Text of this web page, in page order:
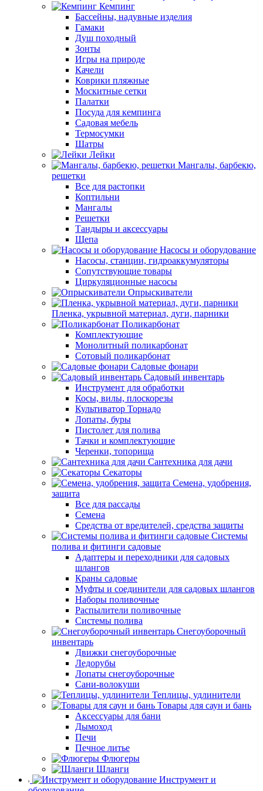
Кемпинг
Бассейны, надувные изделия
Гамаки
Душ походный
Зонты
Игры на природе
Качели
Коврики пляжные
Москитные сетки
Палатки
Посуда для кемпинга
Садовая мебель
Термосумки
Шатры
Лейки
Мангалы, барбекю,
решетки
Все для растопки
Коптильни
Мангалы
Решетки
Тандыры и аксессуары
Щепа
Насосы и оборудование
Насосы, станции, гидроаккумуляторы
Сопутствующие товары
Циркуляционные насосы
Опрыскиватели
Пленка, укрывной материал, дуги, парники
Поликарбонат
Комплектующие
Монолитный поликарбонат
Сотовый поликарбонат
Садовые фонари
Садовый инвентарь
Инструмент для обработки
Косы, вилы, плоскорезы
Культиватор Торнадо
Лопаты, буры
Пистолет для полива
Тачки и комплектующие
Черенки, топорища
Сантехника для дачи
Секаторы
Семена, удобрения,
защита
Все для рассады
Семена
Средства от вредителей, средства защиты
Системы
полива и фитинги садовые
Адаптеры и переходники для садовых
шлангов
Краны садовые
Муфты и соединители для садовых шлангов
Наборы поливочные
Распылители поливочные
Системы полива
Снегоуборочный
инвентарь
Движки снегоуборочные
Ледорубы
Лопаты снегоуборочные
Сани-волокуши
Теплицы, удлинители
Товары для саун и бань
Аксессуары для бани
Дымоход
Печи
Печное литье
Флюгеры
Шланги
Инструмент и